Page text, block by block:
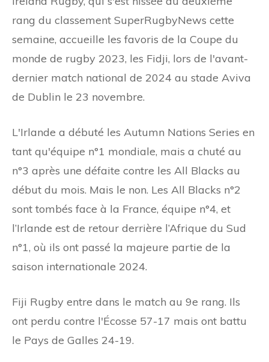
rang du classement SuperRugbyNews cette
semaine, accueille les favoris de la Coupe du
monde de rugby 2023, les Fidji, lors de l'avant-
dernier match national de 2024 au stade Aviva
de Dublin le 23 novembre.
L'Irlande a débuté les Autumn Nations Series en
tant qu'équipe n°1 mondiale, mais a chuté au
n°3 après une défaite contre les All Blacks au
début du mois. Mais le non. Les All Blacks n°2
sont tombés face à la France, équipe n°4, et
l’Irlande est de retour derrière l’Afrique du Sud
n°1, où ils ont passé la majeure partie de la
saison internationale 2024.
Fiji Rugby entre dans le match au 9e rang. Ils
ont perdu contre l'Écosse 57-17 mais ont battu
le Pays de Galles 24-19.